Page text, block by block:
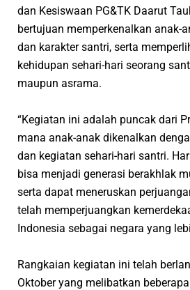
dan Kesiswaan PG&TK Daarut
bertujuan memperkenalkan anak-
dan karakter santri, serta
kehidupan sehari-hari seorang
maupun asrama.
“Kegiatan ini adalah puncak dari
mana anak-anak dikenalkan
dan kegiatan sehari-hari santri.
bisa menjadi generasi berakhlak
serta dapat meneruskan
telah memperjuangkan
Indonesia sebagai negara yang
Rangkaian kegiatan ini telah
Oktober yang melibatkan